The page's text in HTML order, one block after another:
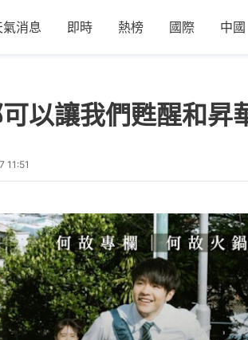
氣消息 即時 熱榜 國際 中國
可以讓我們甦醒和
11:51